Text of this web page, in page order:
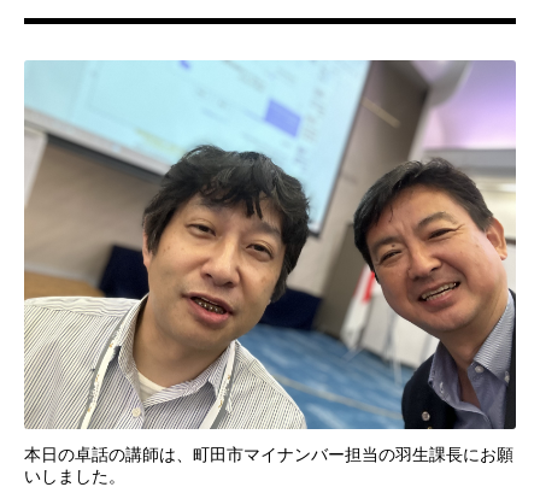
本日の卓話の講師は、町田市マイナンバー担当の羽生課長にお願
いしました。